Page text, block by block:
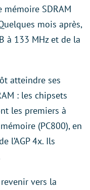
mémoire SDRAM
mois après,
à 133 MHz et de la
atteindre ses
: les chipsets
les premiers à
(PC800), en
l’AGP 4x. Ils
revenir vers la